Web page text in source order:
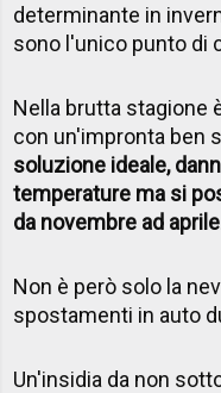
determinante in
sono l'unico punto di
Nella brutta stagione
con un'impronta ben
soluzione ideale,
temperature ma si
da novembre ad aprile
Non è però solo la
spostamenti in auto
Un'insidia da non